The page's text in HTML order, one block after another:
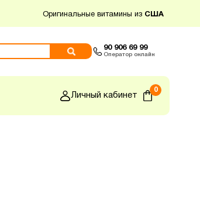
Оригинальные витамины из США
90 906 69 99
Оператор онлайн
Личный кабинет
0